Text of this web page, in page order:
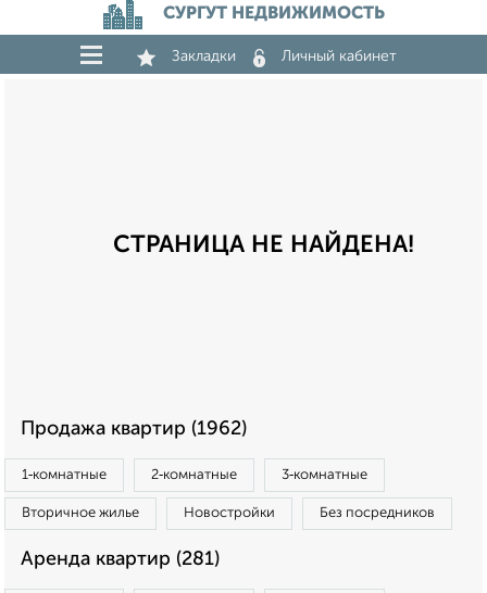
СУРГУТ НЕДВИЖИМОСТЬ
Закладки Личный кабинет
СТРАНИЦА НЕ НАЙДЕНА!
Продажа квартир (1962)
1‑комнатные 2‑комнатные 3‑комнатные
Вторичное жилье Новостройки Без посредников
Аренда квартир (281)